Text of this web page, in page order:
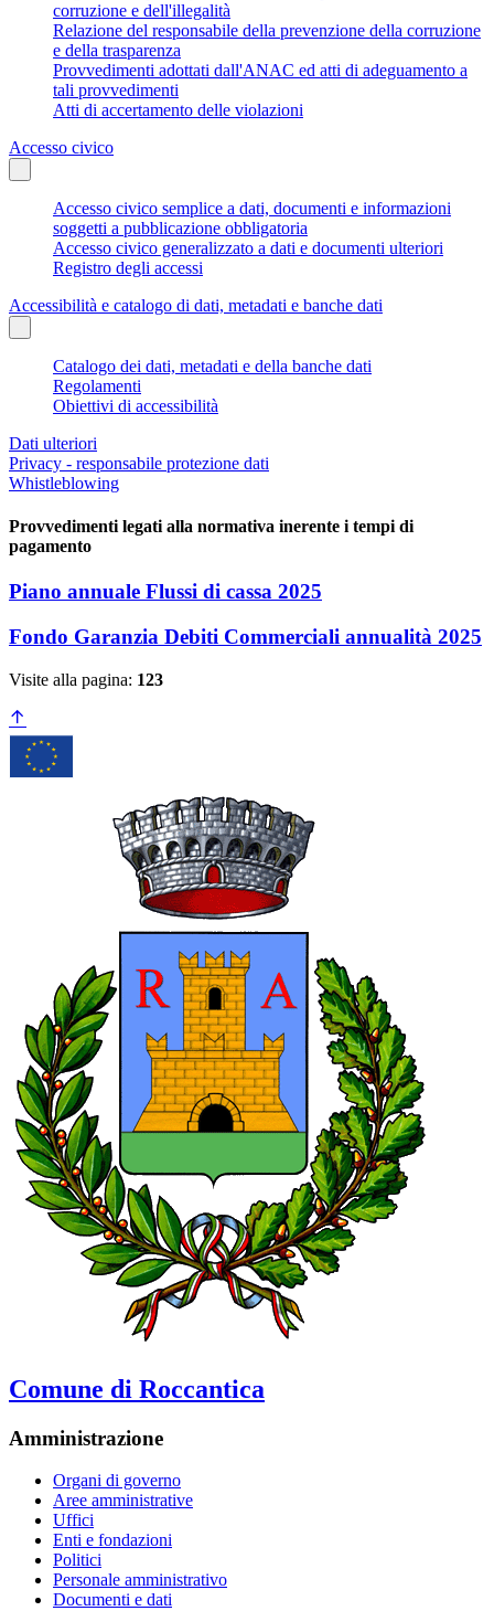
corruzione e dell'illegalità
Relazione del responsabile della prevenzione della corruzione
e della trasparenza
Provvedimenti adottati dall'ANAC ed atti di adeguamento a
tali provvedimenti
Atti di accertamento delle violazioni
Accesso civico
Accesso civico semplice a dati, documenti e informazioni
soggetti a pubblicazione obbligatoria
Accesso civico generalizzato a dati e documenti ulteriori
Registro degli accessi
Accessibilità e catalogo di dati, metadati e banche dati
Catalogo dei dati, metadati e della banche dati
Regolamenti
Obiettivi di accessibilità
Dati ulteriori
Privacy - responsabile protezione dati
Whistleblowing
Provvedimenti legati alla normativa inerente i tempi di
pagamento
Piano annuale Flussi di cassa 2025
Fondo Garanzia Debiti Commerciali annualità 2025
Visite alla pagina: 123
Comune di Roccantica
Amministrazione
Organi di governo
Aree amministrative
Uffici
Enti e fondazioni
Politici
Personale amministrativo
Documenti e dati